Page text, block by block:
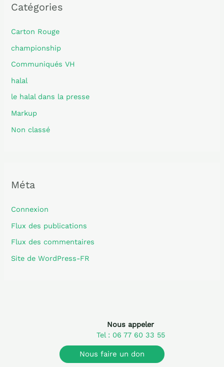
Catégories
Carton Rouge
championship
Communiqués VH
halal
le halal dans la presse
Markup
Non classé
Méta
Connexion
Flux des publications
Flux des commentaires
Site de WordPress-FR
Nous appeler
Tel : 06 77 60 33 55
Nous faire un don